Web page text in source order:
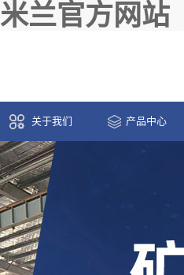
米兰官方网站
关于我们 产品中心